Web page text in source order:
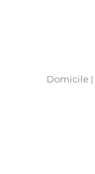
Domicile |